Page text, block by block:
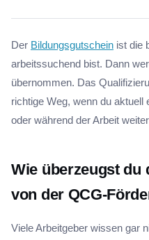
Der Bildungsgutschein ist die
arbeitssuchend bist. Dann
übernommen. Das
richtige Weg, wenn du aktuell
oder während der Arbeit
Wie überzeugst du
von der QCG-
Viele Arbeitgeber wissen gar